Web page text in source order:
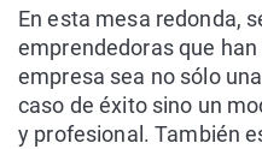
En esta mesa redonda,
emprendedoras que
empresa sea no sólo
caso de éxito sino un
y profesional. También